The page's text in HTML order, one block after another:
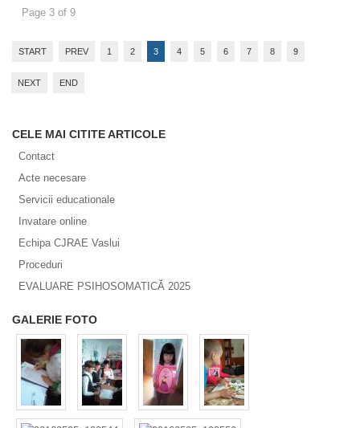
Page 3 of 9
START PREV 1 2 3 4 5 6 7 8 9
NEXT END
CELE MAI CITITE ARTICOLE
Contact
Acte necesare
Servicii educationale
Invatare online
Echipa CJRAE Vaslui
Proceduri
EVALUARE PSIHOSOMATICĂ 2025
GALERIE FOTO